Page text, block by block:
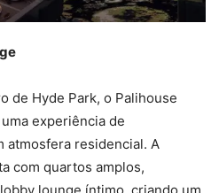
de Hyde Park, o Palihouse
experiência de
atmosfera residencial. A
com quartos amplos,